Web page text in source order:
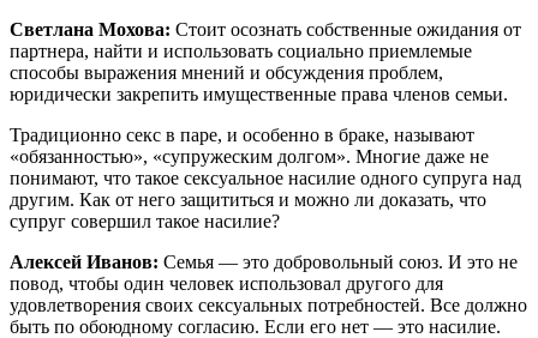
Светлана Мохова: Стоит осознать собственные ожидания от
партнера, найти и использовать социально приемлемые
способы выражения мнений и обсуждения проблем,
юридически закрепить имущественные права членов семьи.
Традиционно секс в паре, и особенно в браке, называют
«обязанностью», «супружеским долгом». Многие даже не
понимают, что такое сексуальное насилие одного супруга над
другим. Как от него защититься и можно ли доказать, что
супруг совершил такое насилие?
Алексей Иванов: Семья — это добровольный союз. И это не
повод, чтобы один человек использовал другого для
удовлетворения своих сексуальных потребностей. Все должно
быть по обоюдному согласию. Если его нет — это насилие.